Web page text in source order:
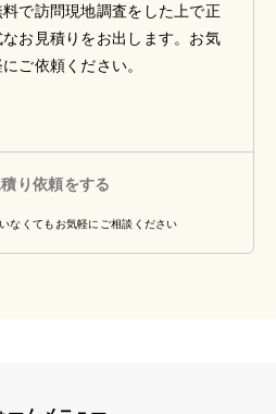
料で訪問現地調査をした上で正
なお見積りをお出します。お気
ご依頼ください。
り依頼をする
なくてもお気軽にご相談ください